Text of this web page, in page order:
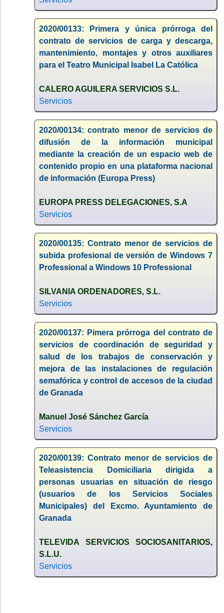
2020/00133: Primera y única prórroga del
contrato de servicios de carga y descarga,
mantenimiento, montajes y otros auxiliares
para el Teatro Municipal Isabel La Católica
CALERO AGUILERA SERVICIOS S.L.
Servicios
2020/00134: contrato menor de servicios de
difusión de la información municipal
mediante la creación de un espacio web de
contenido propio en una plataforma nacional
de información (Europa Press)
EUROPA PRESS DELEGACIONES, S.A
Servicios
2020/00135: Contrato menor de servicios de
subida profesional de versión de Windows 7
Professional a Windows 10 Professional
SILVANIA ORDENADORES, S.L.
Servicios
2020/00137: Pimera prórroga del contrato de
servicios de coordinación de seguridad y
salud de los trabajos de conservación y
mejora de las instalaciones de regulación
semafórica y control de accesos de la ciudad
de Granada
Manuel José Sánchez García
Servicios
2020/00139: Contrato menor de servicios de
Teleasistencia Domiciliaria dirigida a
personas usuarias en situación de riesgo
(usuarios de los Servicios Sociales
Municipales) del Excmo. Ayuntamiento de
Granada
TELEVIDA SERVICIOS SOCIOSANITARIOS,
S.L.U.
Servicios